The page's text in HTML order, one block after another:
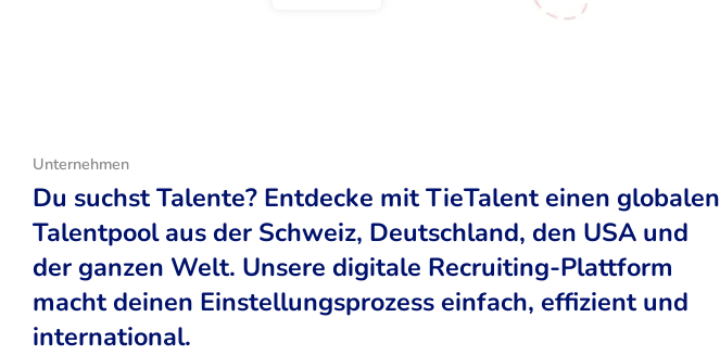
Unternehmen
Du suchst Talente? Entdecke mit TieTalent einen globalen
Talentpool aus der Schweiz, Deutschland, den USA und
der ganzen Welt. Unsere digitale Recruiting-Plattform
macht deinen Einstellungsprozess einfach, effizient und
international.